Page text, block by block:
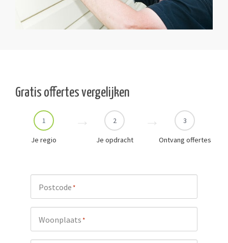
Gratis offertes vergelijken
1
Je regio
2
Je opdracht
3
Ontvang offertes
Postcode*
Woonplaats*